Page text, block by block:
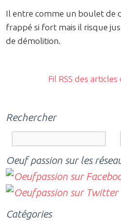
Il entre comme un boulet de
frappé si fort mais il risque
de démolition.
Fil RSS des
Rechercher
Oeuf passion sur les
Catégories